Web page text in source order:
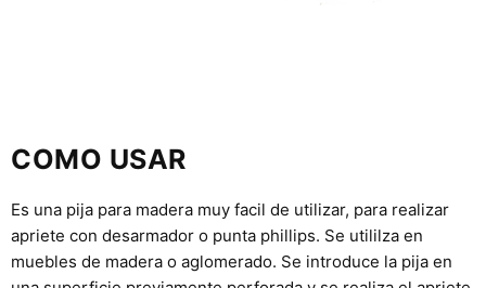
COMO USAR
Es una pija para madera muy facil de utilizar, para realizar
apriete con desarmador o punta phillips. Se utililza en
muebles de madera o aglomerado. Se introduce la pija en